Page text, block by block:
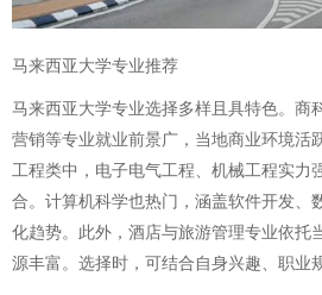
马来西亚大学专业推荐
马来西亚大学专业选择多样且具特色。商
营销等专业就业前景广，当地商业环境活
工程类中，电子电气工程、机械工程实力
合。计算机科学也热门，涵盖软件开发、
化趋势。此外，酒店与旅游管理专业依托
源丰富。选择时，可结合自身兴趣、职业